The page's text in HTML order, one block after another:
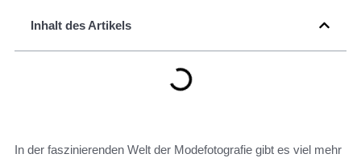
Inhalt des Artikels
In der faszinierenden Welt der Modefotografie gibt es viel mehr